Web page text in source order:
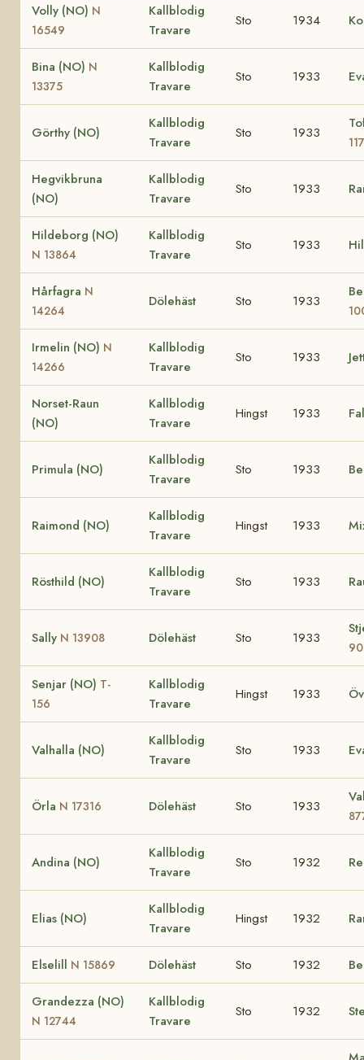
Volly (NO) N
16549
Kallblodig
Travare
Sto 1934
Bina (NO) N
13375
Kallblodig
Travare
Sto 1933
Görthy (NO)
Kallblodig
Travare
Sto 1933
Hegvikbruna
(NO)
Kallblodig
Travare
Sto 1933
Hildeborg (NO)
N 13864
Kallblodig
Travare
Sto 1933
Hårfagra N
14264
Dölehäst Sto 1933
Irmelin (NO) N
14266
Kallblodig
Travare
Sto 1933
Norset-Raun
(NO)
Kallblodig
Travare
Hingst 1933
Primula (NO)
Kallblodig
Travare
Sto 1933
Raimond (NO)
Kallblodig
Travare
Hingst 1933
Rösthild (NO)
Kallblodig
Travare
Sto 1933
Sally N 13908 Dölehäst Sto 1933
Senjar (NO) T-
156
Kallblodig
Travare
Hingst 1933
Valhalla (NO)
Kallblodig
Travare
Sto 1933
Örla N 17316 Dölehäst Sto 1933
Andina (NO)
Kallblodig
Travare
Sto 1932
Elias (NO)
Kallblodig
Travare
Hingst 1932
Elselill N 15869 Dölehäst Sto 1932
Grandezza (NO)
N 12744
Kallblodig
Travare
Sto 1932